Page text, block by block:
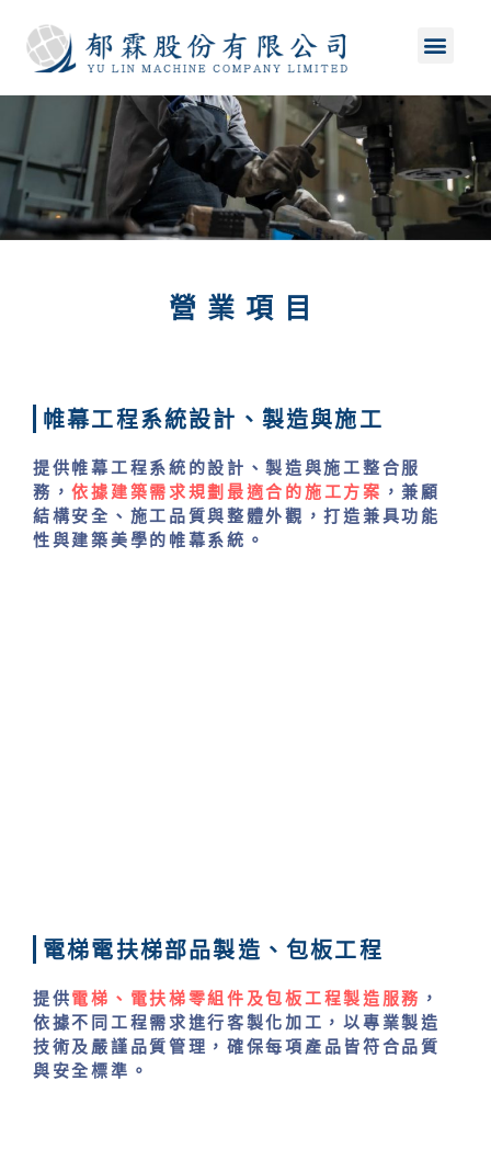
營業項目
帷幕工程系統設計、製造與施工​
提供帷幕工程系統的設計、製造與施工整合服
務，依據建築需求規劃最適合的施工方案 ，兼顧
結構安全、施工品質與整體外觀，打造兼具功能
性與建築美學的帷幕系統。
電梯電扶梯部品製造、包板工程
提供電梯、電扶梯零組件及包板工程製造服務 ，
依據不同工程需求進行客製化加工，以專業製造
技術及嚴謹品質管理， 確保每項產品皆符合品質
與安全標準。